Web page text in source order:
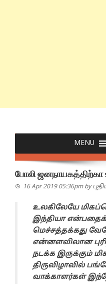
போலி ஜனநாயகத்திற்கா
16 Apr 2019 05:36pm by
உலகிலேயே
இந்தியா என்பதைக்
மெச்சத்தக்கது
என்னளவிலான
நடக்க இருக்கும்
திருவிழாவில்
வாக்காளர்கள்